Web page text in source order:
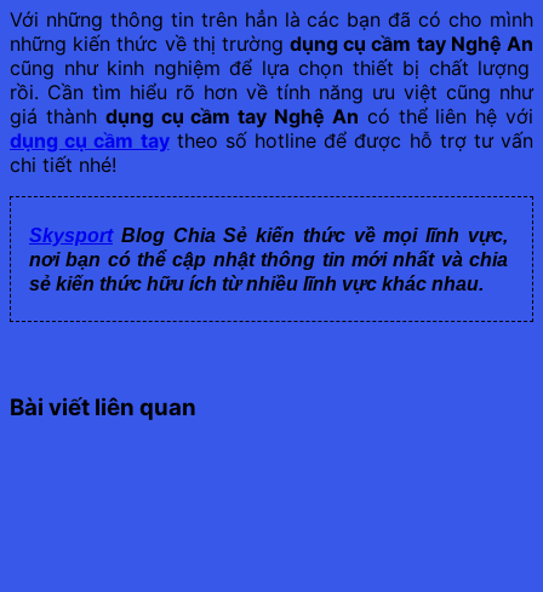
Với những thông tin trên hẳn là các bạn đã có cho mình
những kiến thức về thị trườngdụng cụ cầm tay Nghệ An
cũng như kinh nghiệm để lựa chọn thiết bị chất lượng
rồi. Cần tìm hiểu rõ hơn về tính năng ưu việt cũng như
giá thành dụng cụ cầm tay Nghệ An có thể liên hệ với
dụng cụ cầm taytheo số hotline để được hỗ trợ tư vấn
chi tiết nhé!
SkysportBlog Chia Sẻ kiến thức về mọi lĩnh vực,
nơi bạn có thể cập nhật thông tin mới nhất và chia
sẻ kiến thức hữu ích từ nhiều lĩnh vực khác nhau.
Bài viết liên quan